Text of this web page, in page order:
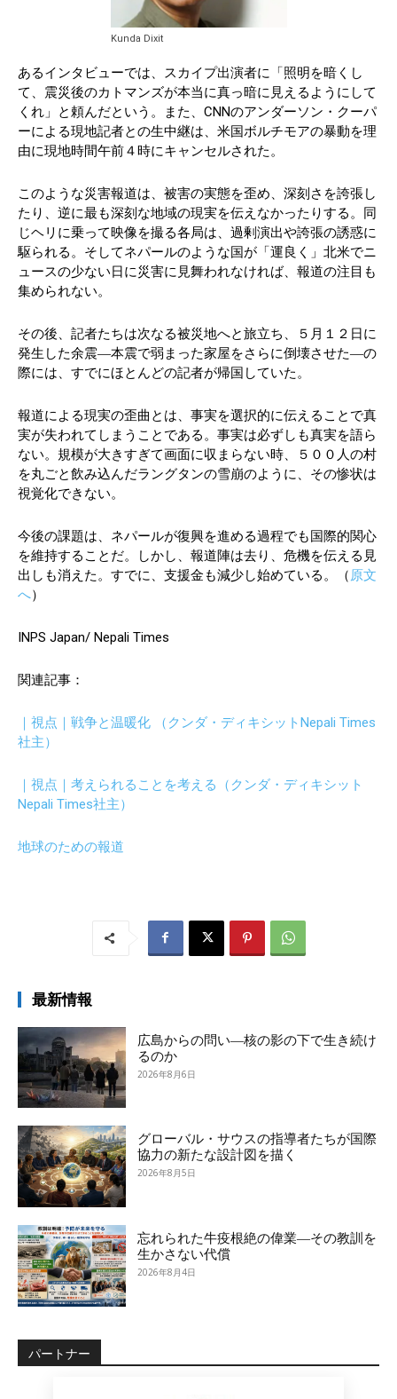
Kunda Dixit
あるインタビューでは、スカイプ出演者に「照明を暗くし
て、震災後のカトマンズが本当に真っ暗に見えるようにして
くれ」と頼んだという。また、CNNのアンダーソン・クーパ
ーによる現地記者との生中継は、米国ボルチモアの暴動を理
由に現地時間午前４時にキャンセルされた。
このような災害報道は、被害の実態を歪め、深刻さを誇張し
たり、逆に最も深刻な地域の現実を伝えなかったりする。同
じヘリに乗って映像を撮る各局は、過剰演出や誇張の誘惑に
駆られる。そしてネパールのような国が「運良く」北米でニ
ュースの少ない日に災害に見舞われなければ、報道の注目も
集められない。
その後、記者たちは次なる被災地へと旅立ち、５月１２日に
発生した余震―本震で弱まった家屋をさらに倒壊させた―の
際には、すでにほとんどの記者が帰国していた。
報道による現実の歪曲とは、事実を選択的に伝えることで真
実が失われてしまうことである。事実は必ずしも真実を語ら
ない。規模が大きすぎて画面に収まらない時、５００人の村
を丸ごと飲み込んだラングタンの雪崩のように、その惨状は
視覚化できない。
今後の課題は、ネパールが復興を進める過程でも国際的関心
を維持することだ。しかし、報道陣は去り、危機を伝える見
出しも消えた。すでに、支援金も減少し始めている。（ 原文
へ）
INPS Japan/ Nepali Times
関連記事：
｜視点｜戦争と温暖化 （クンダ・ディキシットNepali Times
社主）
｜視点｜考えられることを考える（クンダ・ディキシット
Nepali Times社主）
地球のための報道
最新情報
広島からの問い―核の影の下で生き続け
るのか
2026年8月6日
グローバル・サウスの指導者たちが国際
協力の新たな設計図を描く
2026年8月5日
忘れられた牛疫根絶の偉業―その教訓を
生かさない代償
2026年8月4日
パートナー